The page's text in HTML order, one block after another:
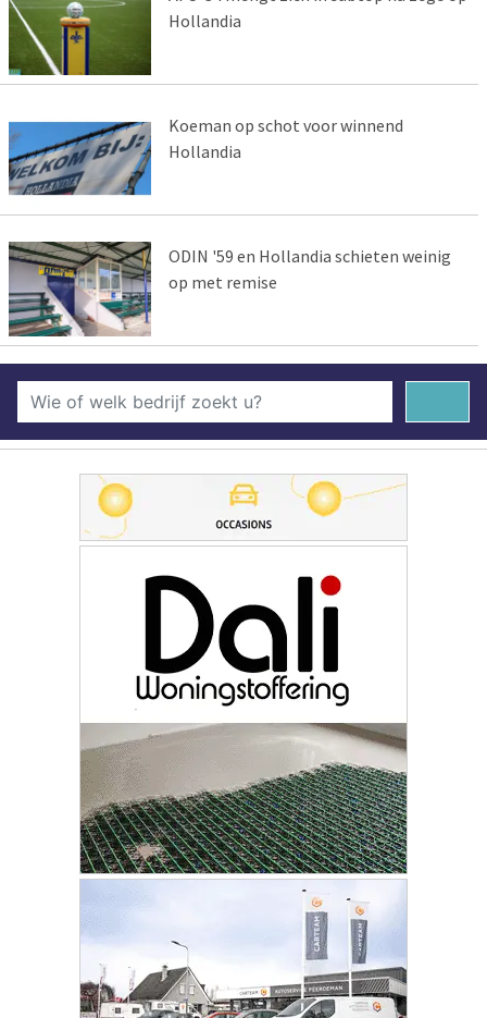
Hollandia
Koeman op schot voor winnend
Hollandia
ODIN '59 en Hollandia schieten weinig
op met remise